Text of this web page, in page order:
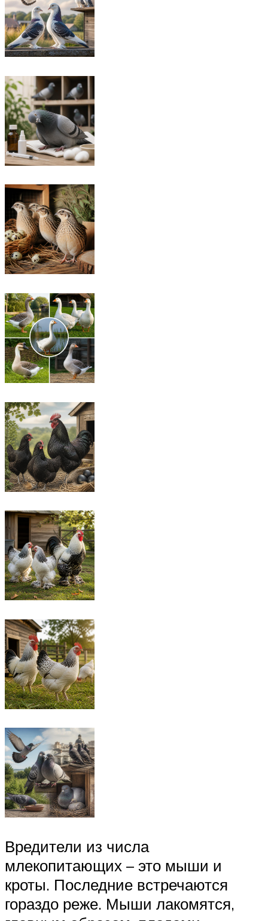
Вредители из числа
млекопитающих – это мыши и
кроты. Последние встречаются
гораздо реже. Мыши лакомятся,